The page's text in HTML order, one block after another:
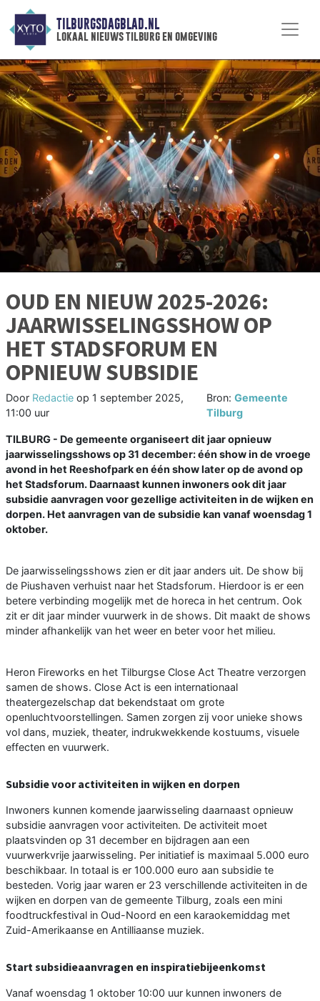
TILBURGSDAGBLAD.NL
lokaal nieuws tilburg en omgeving
OUD EN NIEUW 2025-2026:
JAARWISSELINGSSHOW OP
HET STADSFORUM EN
OPNIEUW SUBSIDIE
Door Redactie op 1 september 2025,
11:00 uur
Bron:Gemeente
Tilburg
TILBURG - De gemeente organiseert dit jaar opnieuw
jaarwisselingsshows op 31 december: één show in de vroege
avond in het Reeshofpark en één show later op de avond op
het Stadsforum. Daarnaast kunnen inwoners ook dit jaar
subsidie aanvragen voor gezellige activiteiten in de wijken en
dorpen. Het aanvragen van de subsidie kan vanaf woensdag 1
oktober.
De jaarwisselingsshows zien er dit jaar anders uit. De show bij
de Piushaven verhuist naar het Stadsforum. Hierdoor is er een
betere verbinding mogelijk met de horeca in het centrum. Ook
zit er dit jaar minder vuurwerk in de shows. Dit maakt de shows
minder afhankelijk van het weer en beter voor het milieu.
Heron Fireworks en het Tilburgse Close Act Theatre verzorgen
samen de shows. Close Act is een internationaal
theatergezelschap dat bekendstaat om grote
openluchtvoorstellingen. Samen zorgen zij voor unieke shows
vol dans, muziek, theater, indrukwekkende kostuums, visuele
effecten en vuurwerk.
Subsidie voor activiteiten in wijken en dorpen
Inwoners kunnen komende jaarwisseling daarnaast opnieuw
subsidie aanvragen voor activiteiten. De activiteit moet
plaatsvinden op 31 december en bijdragen aan een
vuurwerkvrije jaarwisseling. Per initiatief is maximaal 5.000 euro
beschikbaar. In totaal is er 100.000 euro aan subsidie te
besteden. Vorig jaar waren er 23 verschillende activiteiten in de
wijken en dorpen van de gemeente Tilburg, zoals een mini
foodtruckfestival in Oud-Noord en een karaokemiddag met
Zuid-Amerikaanse en Antilliaanse muziek.
Start subsidieaanvragen en inspiratiebijeenkomst
Vanaf woensdag 1 oktober 10:00 uur kunnen inwoners de